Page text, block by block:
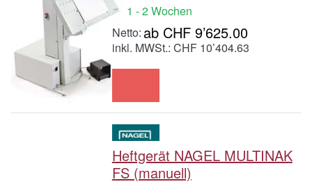
1 - 2 Wochen
ab CHF 9’625.00
inkl. MWSt.: CHF 10’404.63
Heftgerät NAGEL MULTINAK
FS (manuell)